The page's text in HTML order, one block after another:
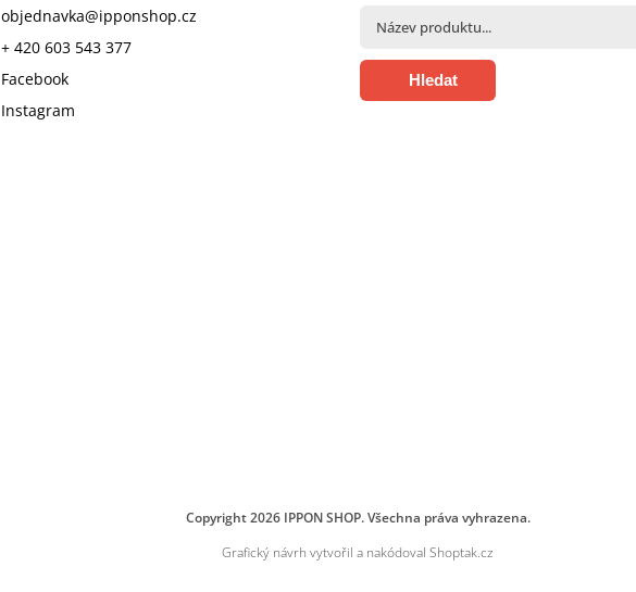
objednavka@ipponshop.cz
+ 420 603 543 377
Facebook
Instagram
Hledat
Copyright 2026 IPPON SHOP. Všechna práva vyhrazena.
Grafický návrh vytvořil a nakódoval Shoptak.cz